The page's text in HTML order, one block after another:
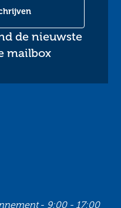
de nieuwste
mailbox
- 9:00 - 17:00